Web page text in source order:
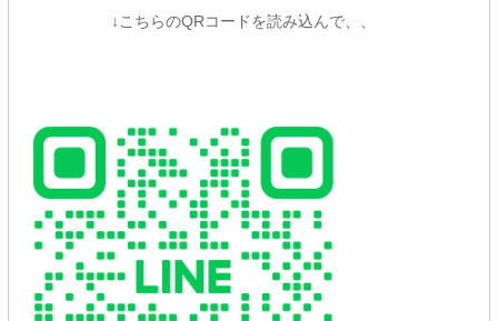
↓こちらのQRコードを読み込んで、、